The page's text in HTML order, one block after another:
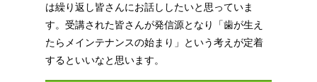
は繰り返し皆さんにお話ししたいと思っていま
す。受講された皆さんが発信源となり「歯が生え
たらメインテナンスの始まり」という考えが定着
するといいなと思います。